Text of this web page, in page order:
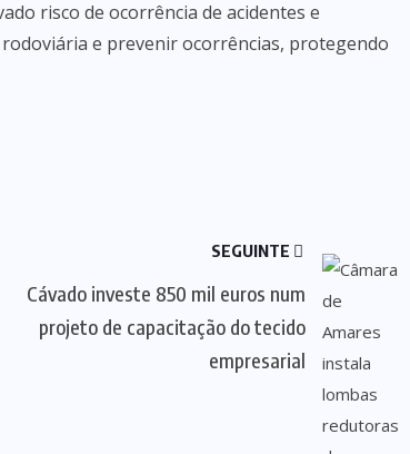
risco de ocorrência de acidentes e
e prevenir ocorrências, protegendo
SEGUINTE
Cávado investe 850 mil euros num
projeto de capacitação do tecido
empresarial